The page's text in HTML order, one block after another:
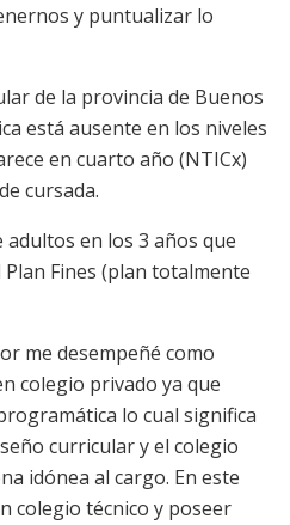
y puntualizar lo
de la provincia de Buenos
está ausente en los niveles
en cuarto año (NTICx)
cursada.
adultos en los 3 años que
Fines (plan totalmente
me desempeñé como
colegio privado ya que
lo cual significa
curricular y el colegio
idónea al cargo. En este
colegio técnico y poseer